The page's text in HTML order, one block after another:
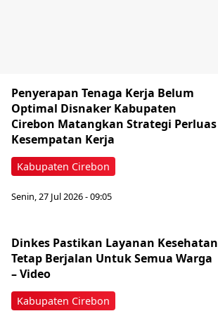
Kabupaten Cirebon
‎Penyerapan Tenaga Kerja Belum
Optimal Disnaker Kabupaten
Cirebon Matangkan Strategi Perluas
Kesempatan Kerja
Senin, 27 Jul 2026 - 09:05
Kabupaten Cirebon
‎Dinkes Pastikan Layanan Kesehatan
Tetap Berjalan Untuk Semua Warga
– Video